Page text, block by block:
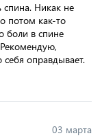
спина. Никак не
потом как-то
боли в спине
оправдывает.
03 марта